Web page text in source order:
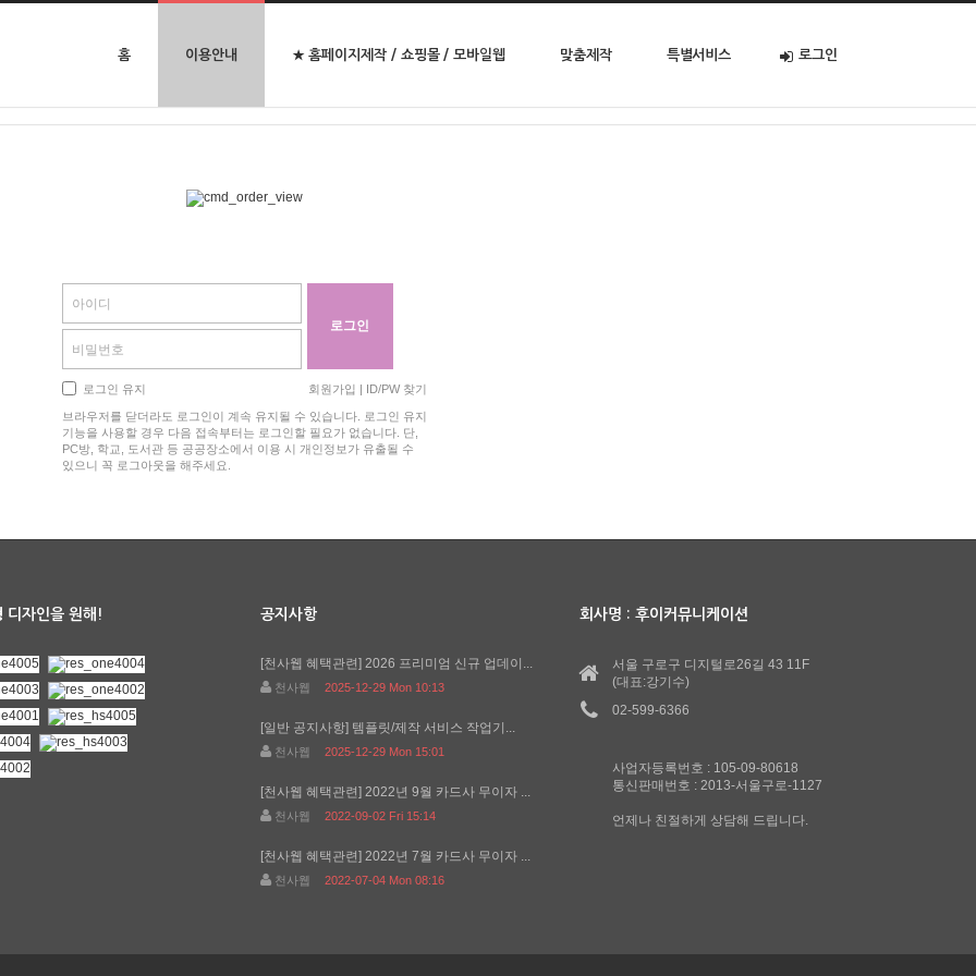
홈 이용안내 ★ 홈페이지제작 / 쇼핑몰 / 모바일웹 맞춤제작 특별서비스 로그인
로그인 유지 회원가입 | ID/PW 찾기
브라우저를 닫더라도 로그인이 계속 유지될 수 있습니다. 로그인 유지
기능을 사용할 경우 다음 접속부터는 로그인할 필요가 없습니다. 단,
PC방, 학교, 도서관 등 공공장소에서 이용 시 개인정보가 유출될 수
있으니 꼭 로그아웃을 해주세요.
디자인을 원해! 공지사항
[천사웹 혜택관련] 2026 프리미엄 신규 업데이...
천사웹 2025-12-29 Mon 10:13
[일반 공지사항] 템플릿/제작 서비스 작업기...
천사웹 2025-12-29 Mon 15:01
[천사웹 혜택관련] 2022년 9월 카드사 무이자 ...
천사웹 2022-09-02 Fri 15:14
[천사웹 혜택관련] 2022년 7월 카드사 무이자 ...
천사웹 2022-07-04 Mon 08:16
회사명 : 후이커뮤니케이션
서울 구로구 디지털로26길 43 11F
(대표:강기수)
02-599-6366
사업자등록번호 : 105-09-80618
통신판매번호 : 2013-서울구로-1127
언제나 친절하게 상담해 드립니다.